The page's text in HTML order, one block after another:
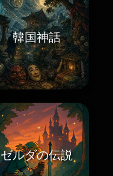
韓国神話
ゼルダの伝説